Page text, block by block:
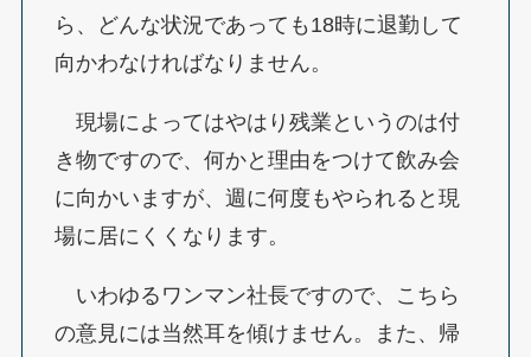
ら、どんな状況であっても18時に退勤して
向かわなければなりません。
現場によってはやはり残業というのは付
き物ですので、何かと理由をつけて飲み会
に向かいますが、週に何度もやられると現
場に居にくくなります。
いわゆるワンマン社長ですので、こちら
の意見には当然耳を傾けません。また、帰